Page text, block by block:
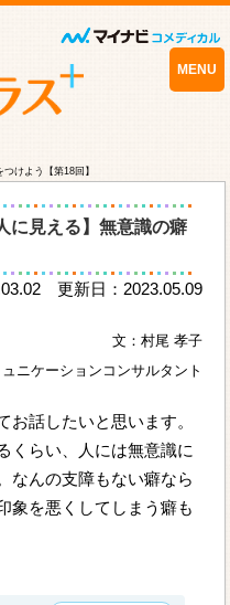
MENU
けよう【第18回】
に見える】無意識の癖
更新日：2023.05.09
文：村尾 孝子
ニケーションコンサルタント
お話したいと思います。
くらい、人には無意識に
なんの支障もない癖なら
象を悪くしてしまう癖も